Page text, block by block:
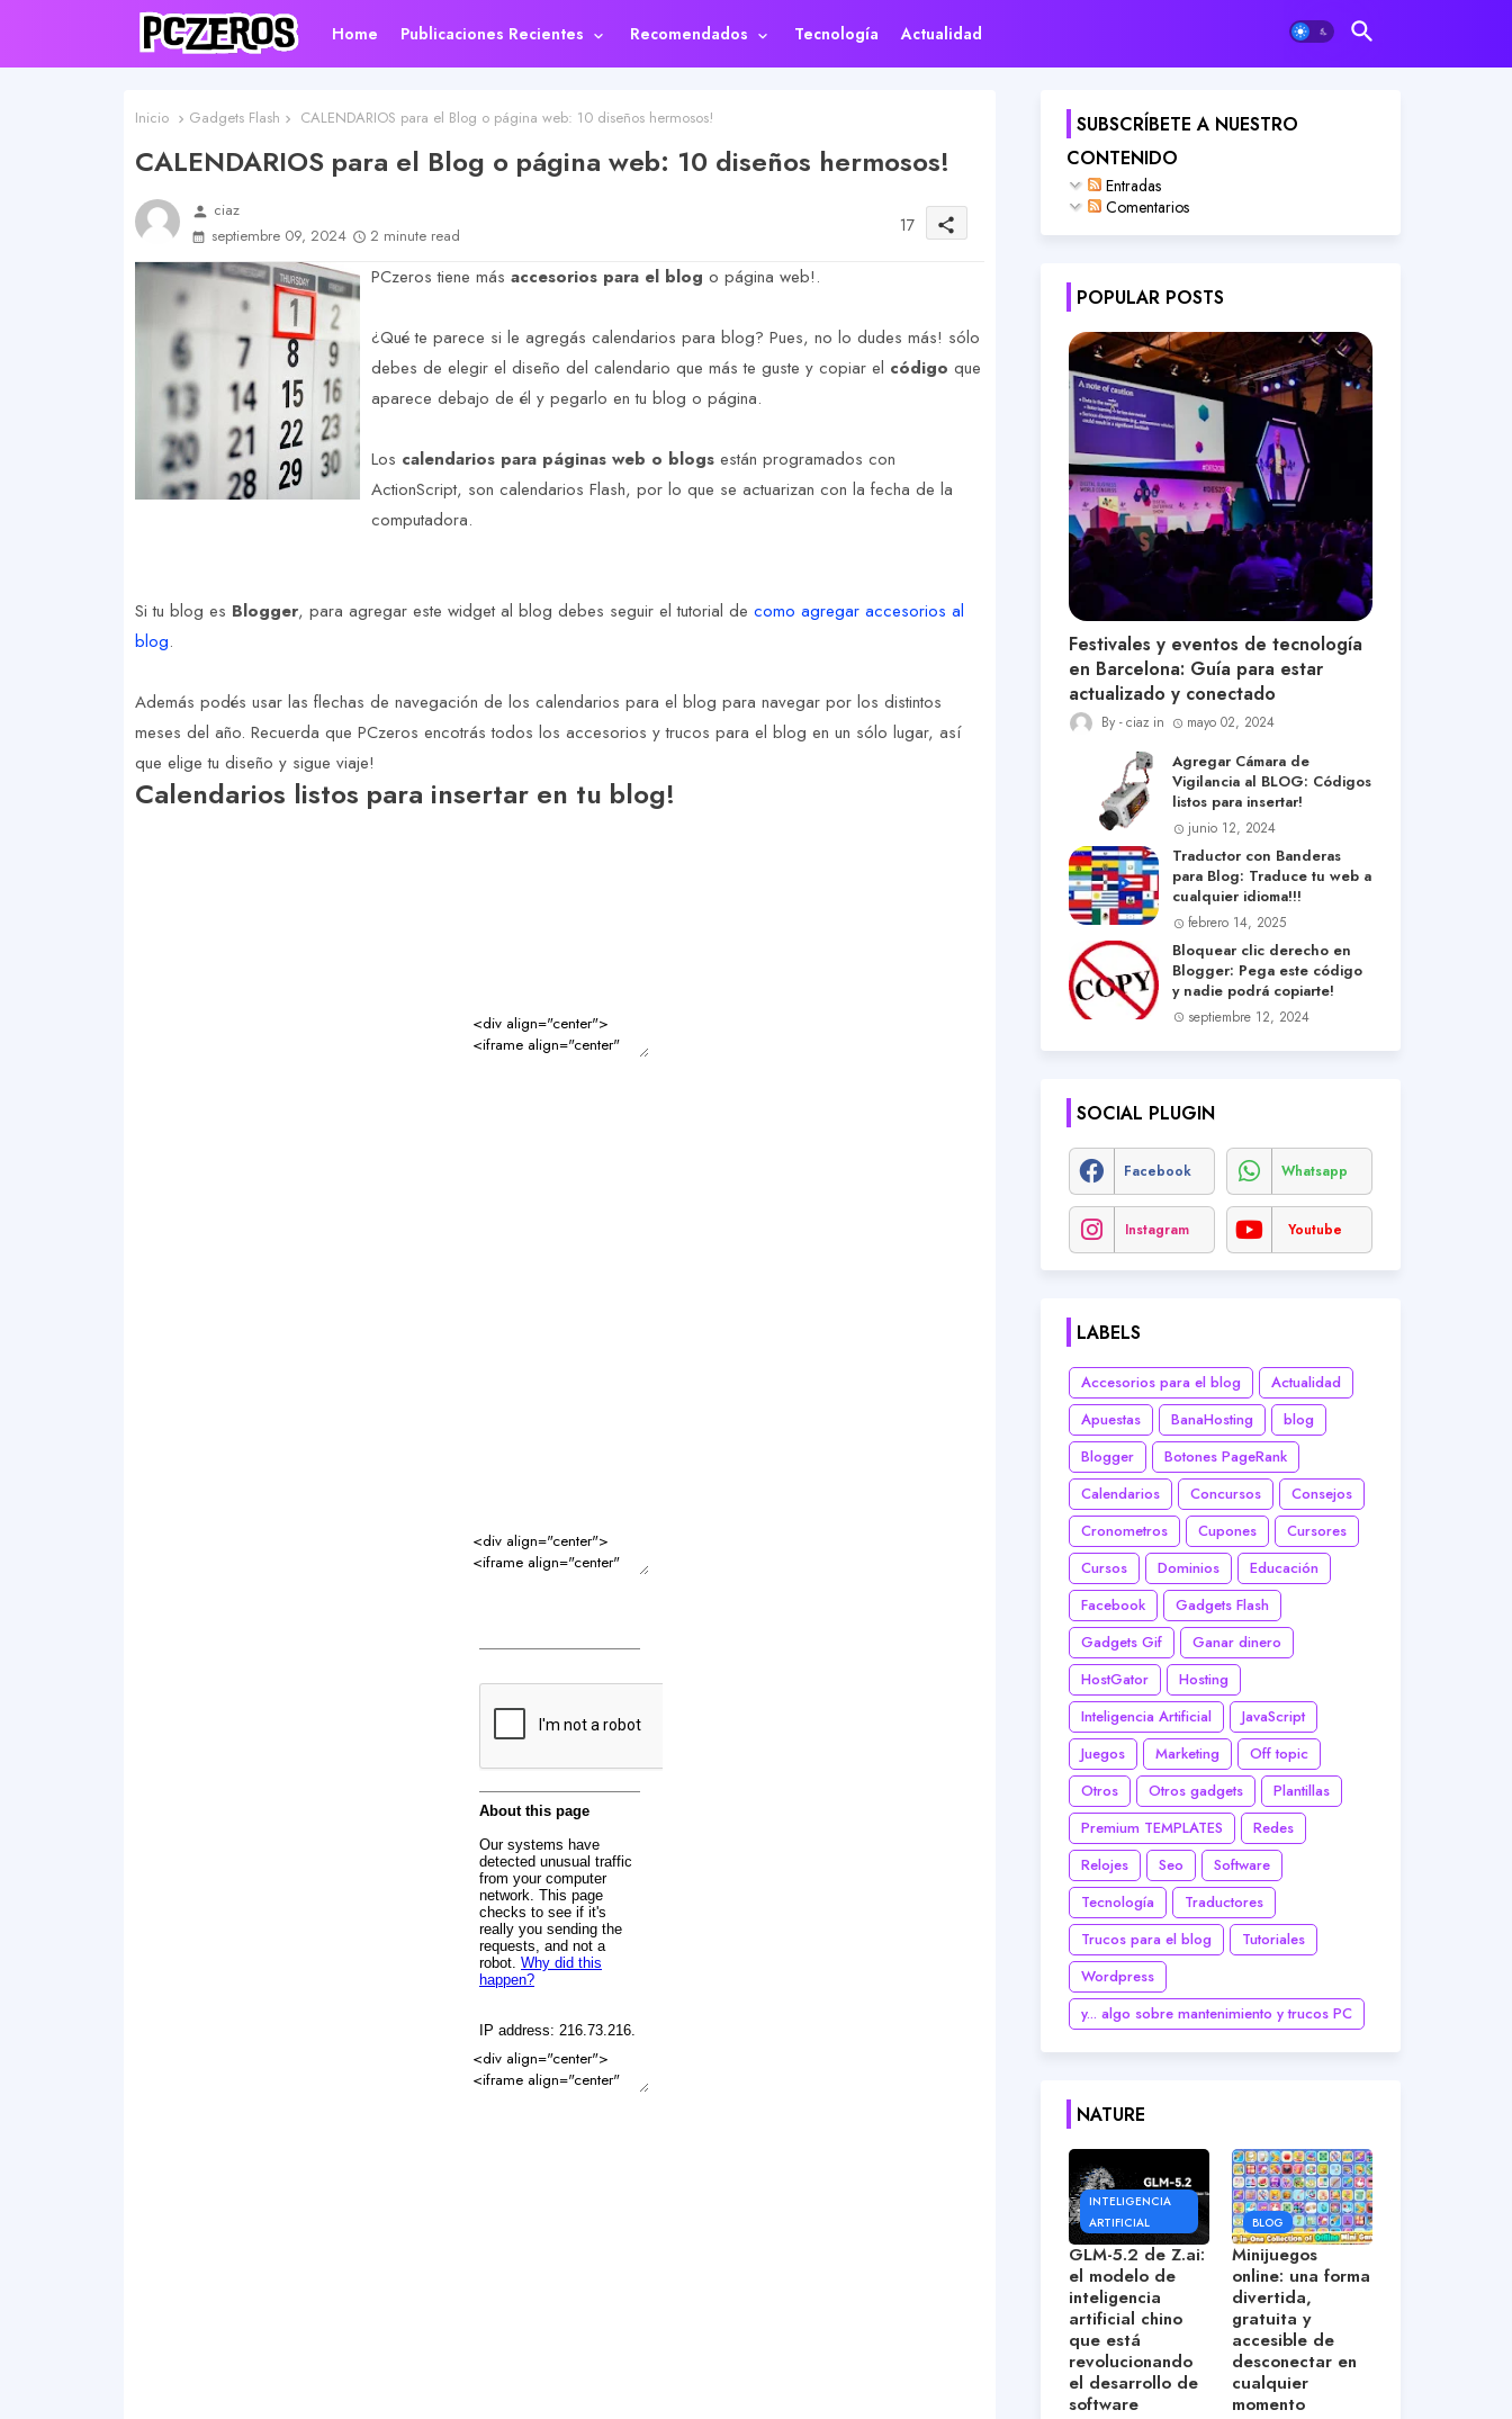
Home Publicaciones Recientes Recomendados Tecnología Actualidad
Inicio Gadgets Flash CALENDARIOS para el Blog o página web: 10 diseños hermosos!
CALENDARIOS para el Blog o página web: 10 diseños hermosos!
person ciaz
septiembre 09, 2024
2 minute read 17 share
PCzeros tiene más accesorios para el blog o página web!.
¿Qué te parece si le agregás calendarios para blog? Pues, no lo dudes más! sólo
debes de elegir el diseño del calendario que más te guste y copiar el código que
aparece debajo de él y pegarlo en tu blog o página.
Los calendarios para páginas web o blogsestán programados con
ActionScript, son calendarios Flash, por lo que se actuarizan con la fecha de la
computadora.
Si tu blog es Blogger, para agregar este widget al blog debes seguir el tutorial de como agregar accesorios al
blog.
Además podés usar las flechas de navegación de los calendarios para el blog para navegar por los distintos
meses del año. Recuerda que PCzeros encotrás todos los accesorios y trucos para el blog en un sólo lugar, así
que elige tu diseño y sigue viaje!
Calendarios listos para insertar en tu blog!
SUBSCRÍBETE A NUESTRO
CONTENIDO
Entradas
Comentarios
POPULAR POSTS
Festivales y eventos de tecnología
en Barcelona: Guía para estar
actualizado y conectado
ciaz mayo 02, 2024
Agregar Cámara de
Vigilancia al BLOG: Códigos
listos para insertar!
junio 12, 2024
Traductor con Banderas
para Blog: Traduce tu web a
cualquier idioma!!!
febrero 14, 2025
Bloquear clic derecho en
Blogger: Pega este código
y nadie podrá copiarte!
septiembre 12, 2024
SOCIAL PLUGIN
Facebook Whatsapp
Instagram Youtube
LABELS
Accesorios para el blog
Actualidad
Apuestas
BanaHosting
blog
Blogger
Botones PageRank
Calendarios
Concursos
Consejos
Cronometros
Cupones
Cursores
Cursos
Dominios
Educación
Facebook
Gadgets Flash
Gadgets Gif
Ganar dinero
HostGator
Hosting
Inteligencia Artificial
JavaScript
Juegos
Marketing
Off topic
Otros
Otros gadgets
Plantillas
Premium TEMPLATES
Redes
Relojes
Seo
Software
Tecnología
Traductores
Trucos para el blog
Tutoriales
Wordpress
y... algo sobre mantenimiento y trucos PC
NATURE
INTELIGENCIA
ARTIFICIAL
GLM-5.2 de Z.ai:
el modelo de
inteligencia
artificial chino
que está
revolucionando
el desarrollo de
software
BLOG
Minijuegos
online: una forma
divertida,
gratuita y
accesible de
desconectar en
cualquier
momento